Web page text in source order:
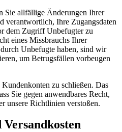
Sie allfällige Änderungen Ihrer
verantwortlich, Ihre Zugangsdaten
dem Zugriff Unbefugter zu
eines Missbrauchs Ihrer
Unbefugte haben, sind wir
um Betrugsfällen vorbeugen
zu schließen. Das
Sie gegen anwendbares Recht,
unsere Richtlinien verstoßen.